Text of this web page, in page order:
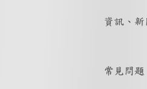
資訊、
常見問題